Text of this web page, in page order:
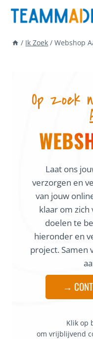
Skip
/ Ik Zoek / Webshop
Op zoek
Laat ons
verzorgen en
van jouw
klaar om
doelen te
hieronder en
project. Samen
→
Klik op
om vrijblijvend